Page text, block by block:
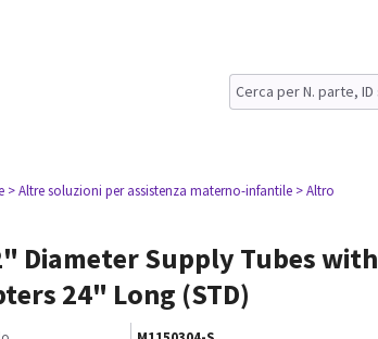
> Altre soluzioni per assistenza materno-infantile > Altro
Diameter Supply Tubes with
24" Long (STD)